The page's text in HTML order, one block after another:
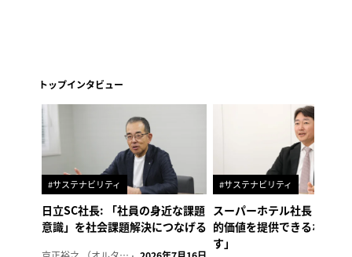
トップインタビュー
#サステナビリティ
日立SC社長: 「社員の身近な課題
意識」を社会課題解決につなげる
#サステナビリティ
スーパーホテル社長「地域
的価値を提供できるホテル
す」